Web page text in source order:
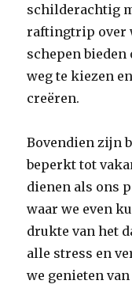
schilderachtig
raftingtrip over
schepen
weg te kiezen
creëren.
Bovendien zijn
beperkt tot
dienen als ons
waar we even
drukte van het
alle stress en
we genieten